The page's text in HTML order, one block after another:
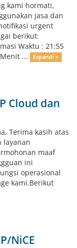
kami hormati,
jasa dan
urgent
berikut:
Waktu : 21:55
...
Espandi »
Cloud dan
Terima kasih atas
layanan
maaf
ini
operasional
kami.Berikut
NiCE